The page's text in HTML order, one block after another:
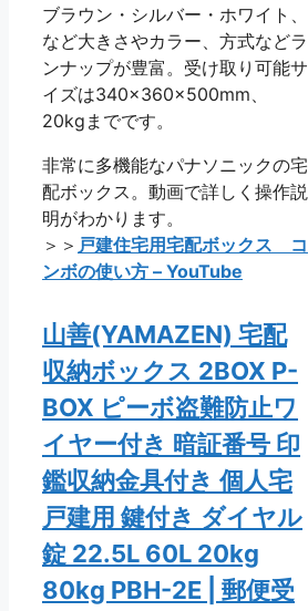
ブラウン・シルバー・ホワイト、
など大きさやカラー、方式などラ
ンナップが豊富。受け取り可能サ
イズは340×360×500mm、
20kgまでです。
非常に多機能なパナソニックの宅
配ボックス。動画で詳しく操作説
明がわかります。
＞＞ 戸建住宅用宅配ボックス コ
ンボの使い方 – YouTube
山善(YAMAZEN) 宅配
収納ボックス 2BOX P-
BOX ピーボ盗難防止ワ
イヤー付き 暗証番号 印
鑑収納金具付き 個人宅
戸建用 鍵付き ダイヤル
錠 22.5L 60L 20kg
80kg PBH-2E | 郵便受